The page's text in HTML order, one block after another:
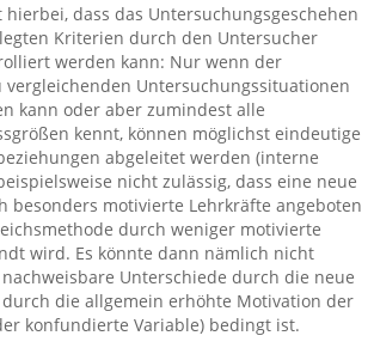
dass das Untersuchungsgeschehen
Kriterien durch den Untersucher
werden kann: Nur wenn der
vergleichenden Untersuchungssituationen
kann oder aber zumindest alle
kennt, können möglichst eindeutige
abgeleitet werden (interne
nicht zulässig, dass eine neue
besonders motivierte Lehrkräfte angeboten
durch weniger motivierte
wird. Es könnte dann nämlich nicht
Unterschiede durch die neue
die allgemein erhöhte Motivation der
konfundierte Variable) bedingt ist.